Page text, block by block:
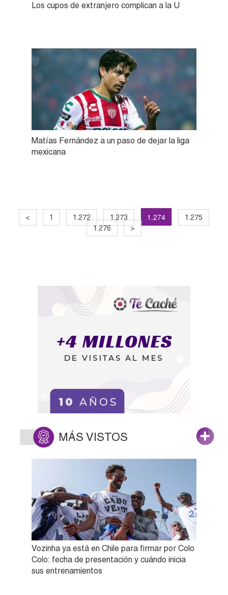
Los cupos de extranjero complican a la U
Matías Fernández a un paso de dejar la liga
mexicana
< 1 1.272 1.273 1.274
1.275
1.276
>
MÁS VISTOS
Vozinha ya está en Chile para firmar por Colo
Colo: fecha de presentación y cuándo inicia
sus entrenamientos